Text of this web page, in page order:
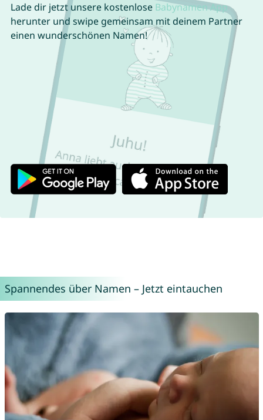
Lade dir jetzt unsere kostenlose Babynamen App
herunter und swipe gemeinsam mit deinem Partner
einen wunderschönen Namen!
Spannendes über Namen – Jetzt eintauchen